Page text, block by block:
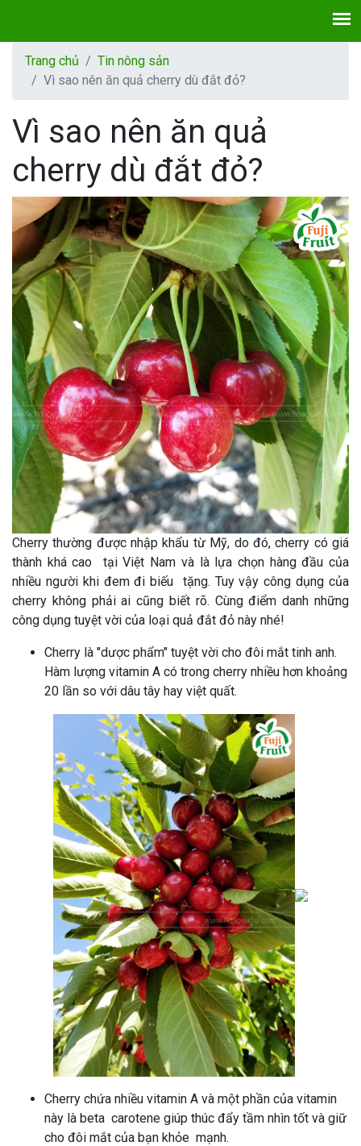
Trang chủ
Tin nông sản
Vì sao nên ăn quả cherry dù đắt đỏ?
Vì sao nên ăn quả
cherry dù đắt đỏ?
Cherry thường được nhập khẩu từ Mỹ, do đó, cherry có giá
thành khá cao tại Việt Nam và là lựa chọn hàng đầu của
nhiều người khi đem đi biếu tặng. Tuy vậy công dụng của
cherry không phải ai cũng biết rõ. Cùng điểm danh những
công dụng tuyệt vời của loại quả đắt đỏ này nhé!
Cherry là "dược phẩm" tuyệt vời cho đôi mắt tinh anh.
Hàm lượng vitamin A có trong cherry nhiều hơn khoảng
20 lần so với dâu tây hay việt quất.
Cherry chứa nhiều vitamin A và một phần của vitamin
này là beta carotene giúp thúc đẩy tầm nhìn tốt và giữ
cho đôi mắt của bạn khỏe mạnh.